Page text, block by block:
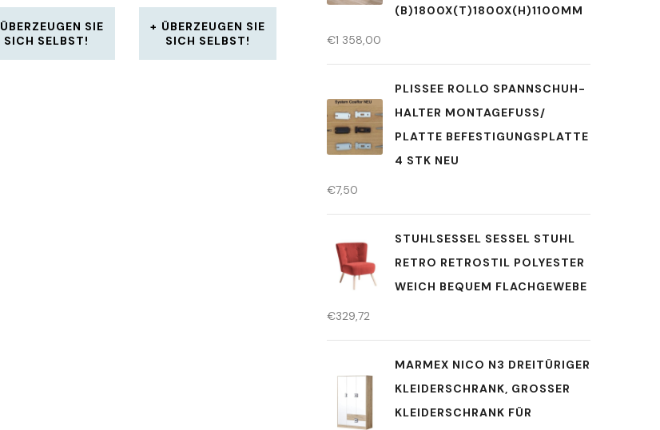
ÜBERZEUGEN SIE
SICH SELBST!
ÜBERZEUGEN SIE
SICH SELBST!
(B)1800X(T)1800X(H)1100MM
€1 358,00
PLISSEE ROLLO SPANNSCHUH-
HALTER MONTAGEFUSS/ P
LATTE BEFESTIGUNGSPLATTE 4
STK NEU
€7,50
STUHLSESSEL SESSEL STUHL
RETRO RETROSTIL POLYESTER
WEICH BEQUEM FLACHGEWEBE
€329,72
MARMEX NICO N3 DREITÜRIGER
KLEIDERSCHRANK, GROSSER K
LEIDERSCHRANK FÜR J